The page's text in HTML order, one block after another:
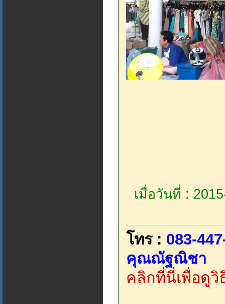
เมื่อวันที่ :
โทร : 083-
คุณณัฐณิชา
คลิกที่นี่เพื่อดูวิ